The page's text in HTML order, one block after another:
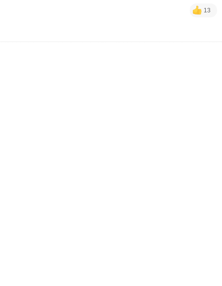
13